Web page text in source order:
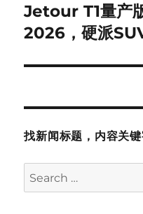
Next
post:
Jetour T1量产
2026，硬派
找新闻标题，内容关
Search
for: